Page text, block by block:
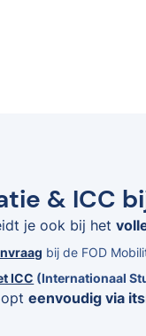
& ICC
je ook bij het
bij de FOD
ICC (Internationaal
eenvoudig via